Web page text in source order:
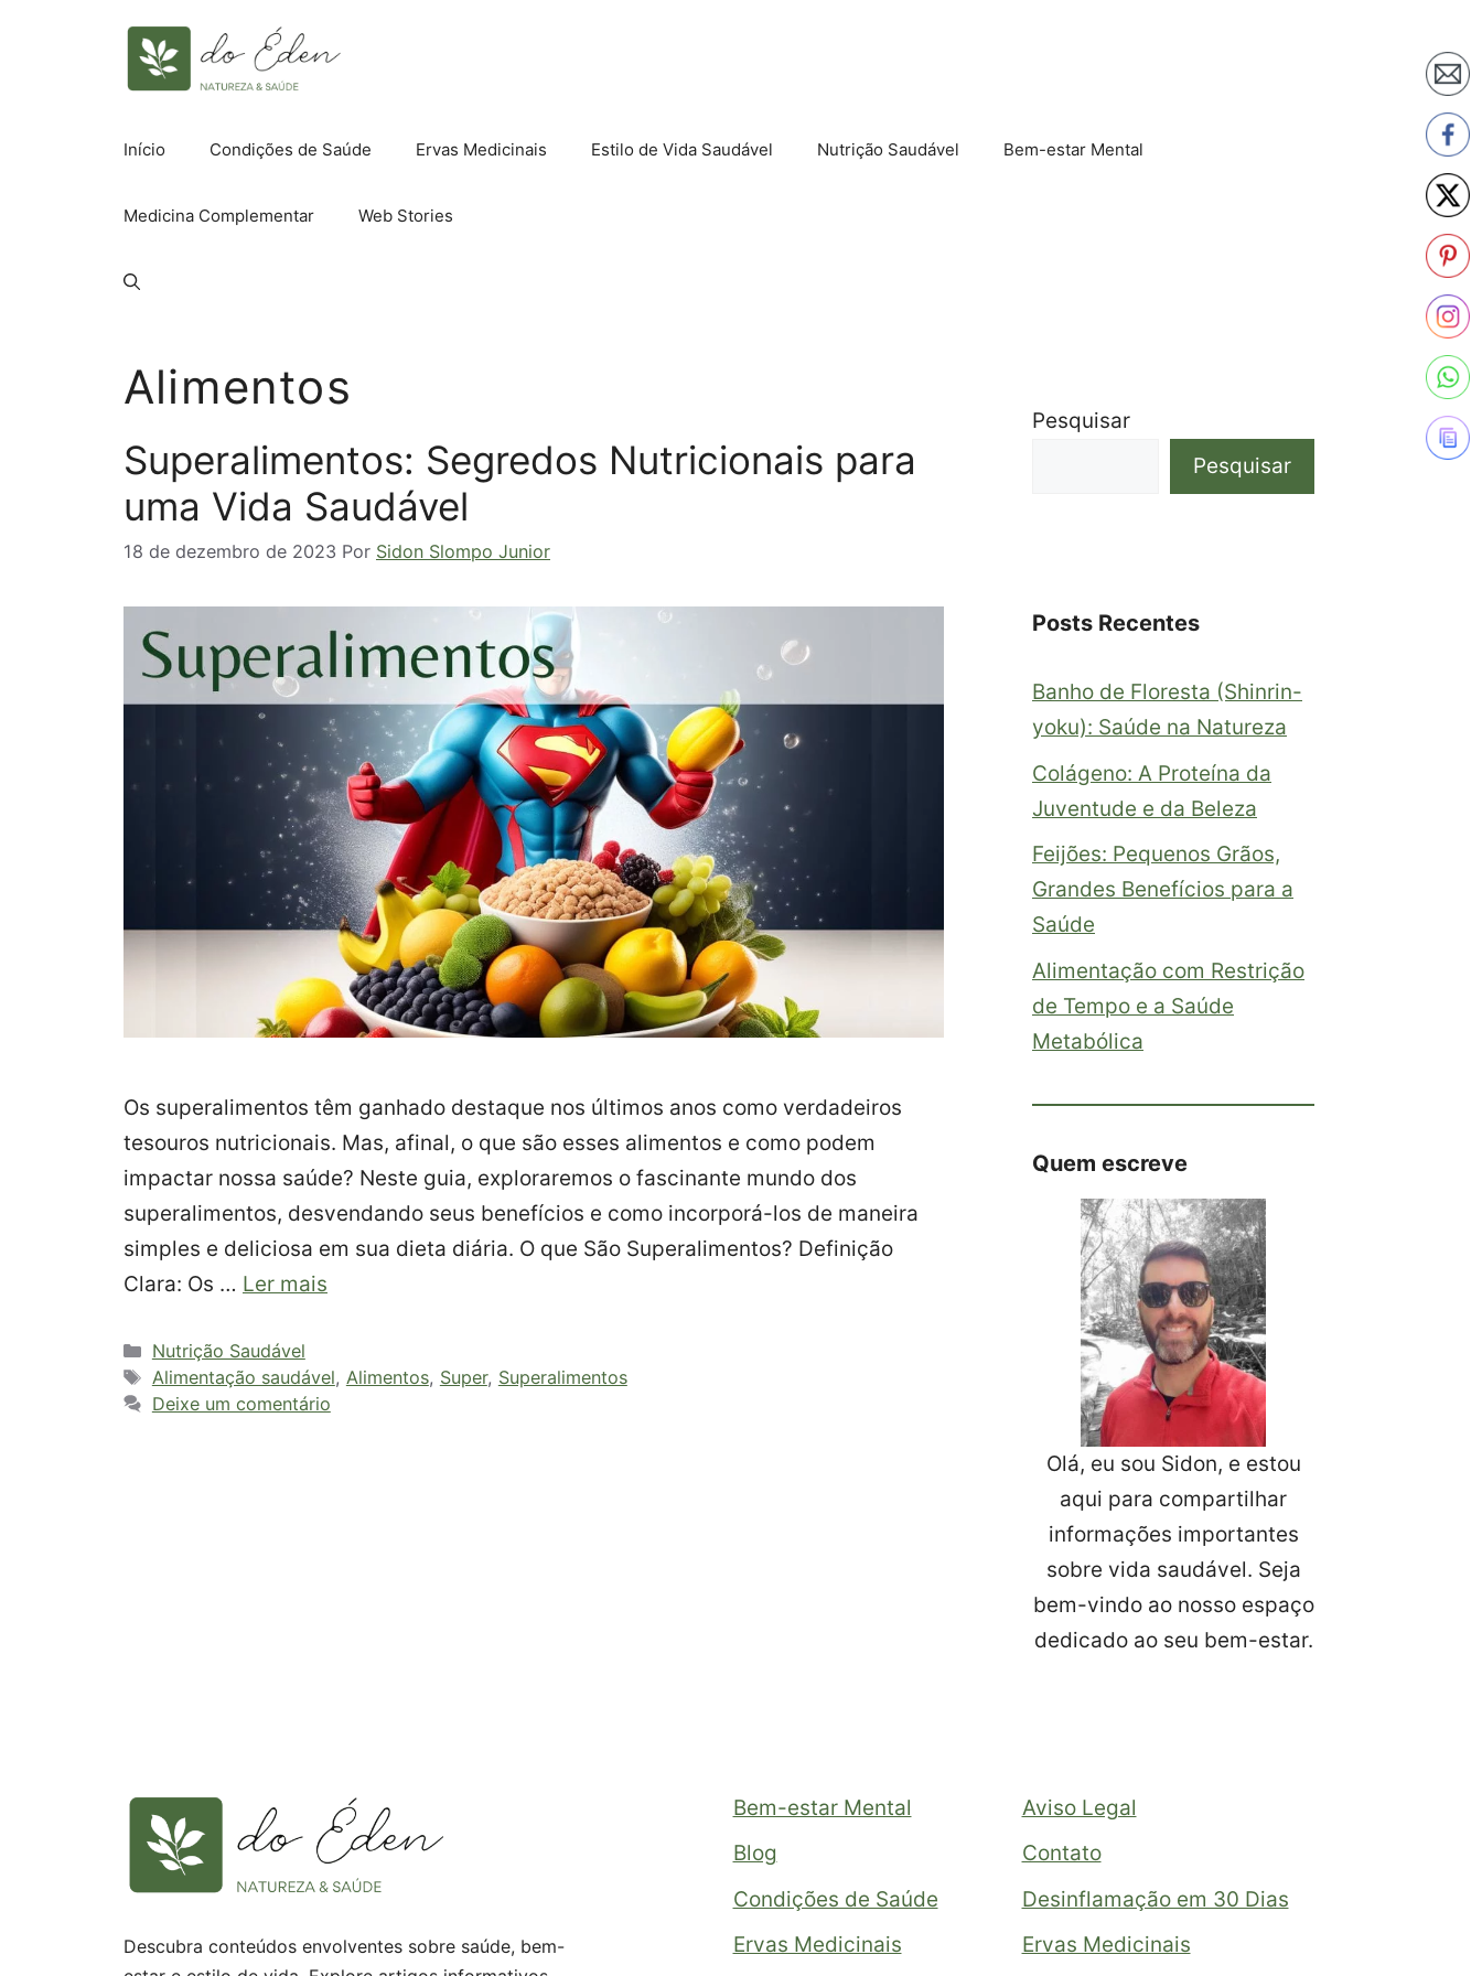
Início Condições de Saúde Ervas Medicinais Estilo de Vida Saudável Nutrição Saudável Bem-estar Mental
Medicina Complementar Web Stories
Alimentos
Superalimentos: Segredos Nutricionais para
uma Vida Saudável
18 de dezembro de 2023 Por Sidon Slompo Junior
Os superalimentos têm ganhado destaque nos últimos anos como verdadeiros
tesouros nutricionais. Mas, afinal, o que são esses alimentos e como podem
impactar nossa saúde? Neste guia, exploraremos o fascinante mundo dos
superalimentos, desvendando seus benefícios e como incorporá-los de maneira
simples e deliciosa em sua dieta diária. O que São Superalimentos? Definição
Clara: Os … Ler mais
Categorias
Nutrição Saudável
Tags
Alimentação saudável, Alimentos, Super, Superalimentos
Deixe um comentário
Pesquisar
Pesquisar
Posts Recentes
Banho de Floresta (Shinrin-
yoku): Saúde na Natureza
Colágeno: A Proteína da
Juventude e da Beleza
Feijões: Pequenos Grãos,
Grandes Benefícios para a
Saúde
Alimentação com Restrição
de Tempo e a Saúde
Metabólica
Quem escreve
Olá, eu sou Sidon, e estou
aqui para compartilhar
informações importantes
sobre vida saudável. Seja
bem-vindo ao nosso espaço
dedicado ao seu bem-estar.
Descubra conteúdos envolventes sobre saúde, bem-
Bem-estar Mental
Blog
Condições de Saúde
Ervas Medicinais
Aviso Legal
Contato
Desinflamação em 30 Dias
Ervas Medicinais